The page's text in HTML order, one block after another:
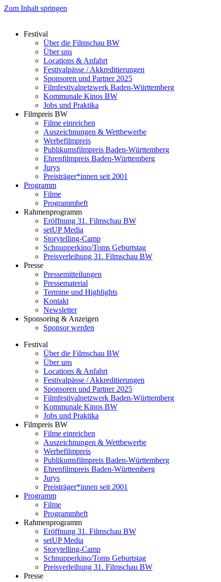
Zum Inhalt springen
Festival
Über die Filmschau BW
Über uns
Locations & Anfahrt
Festivalpässe / Akkreditierungen
Sponsoren und Partner 2025
Filmfestivalnetzwerk ­Baden-Württemberg
Kommunale Kinos BW
Jobs und Praktika
Filmpreis BW
Filme einreichen
Auszeichnungen & Wettbewerbe
Werbefilmpreis
Publikumsfilmpreis Baden-Württemberg
Ehrenfilmpreis Baden-Württemberg
Jurys
Preisträger*innen seit 2001
Programm
Filme
Programmheft
Rahmenprogramm
Eröffnung 31. Filmschau BW
setUP Media
Storytelling-Camp
Schnupperkino/Toms Geburtstag
Preisverleihung 31. Filmschau BW
Presse
Pressemitteilungen
Pressematerial
Termine und Highlights
Kontakt
Newsletter
Sponsoring & Anzeigen
Sponsor werden
Festival
Über die Filmschau BW
Über uns
Locations & Anfahrt
Festivalpässe / Akkreditierungen
Sponsoren und Partner 2025
Filmfestivalnetzwerk ­Baden-Württemberg
Kommunale Kinos BW
Jobs und Praktika
Filmpreis BW
Filme einreichen
Auszeichnungen & Wettbewerbe
Werbefilmpreis
Publikumsfilmpreis Baden-Württemberg
Ehrenfilmpreis Baden-Württemberg
Jurys
Preisträger*innen seit 2001
Programm
Filme
Programmheft
Rahmenprogramm
Eröffnung 31. Filmschau BW
setUP Media
Storytelling-Camp
Schnupperkino/Toms Geburtstag
Preisverleihung 31. Filmschau BW
Presse